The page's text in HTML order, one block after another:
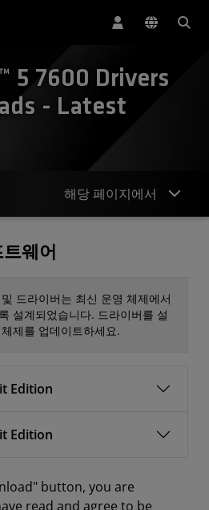
5 7600 Drivers
- Latest
해당 페이지에서
연락처
웨어
드라이버는 최신 운영 체제에서
설계되었습니다. 드라이버를 설
제를 업데이트하세요.
Edition
Edition
button, you are
read and agree to be